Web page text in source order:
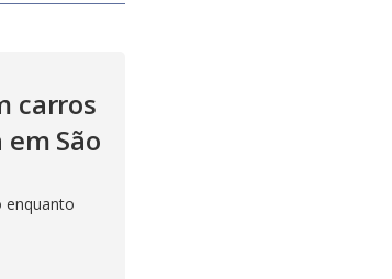
carros
São
enquanto